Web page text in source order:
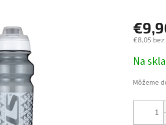
€8,05 bez
cena:
Na
Môžeme